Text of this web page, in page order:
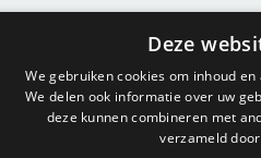
91037743
Deze
We gebruiken cookies om inhoud
We delen ook informatie over uw
deze kunnen combineren met
verzameld